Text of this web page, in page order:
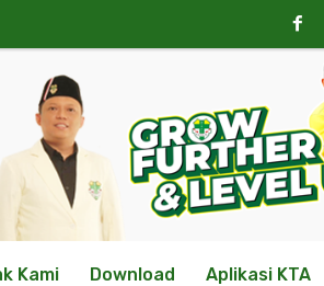
Kami Download Aplikasi KTA